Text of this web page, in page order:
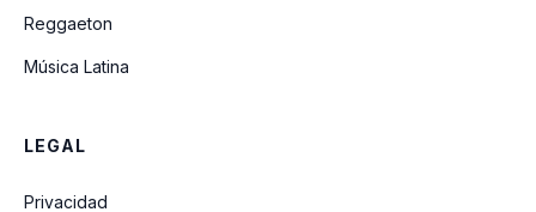
Reggaeton
Música Latina
LEGAL
Privacidad